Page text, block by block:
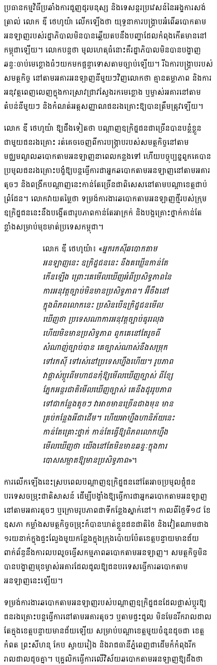
ប្រធាន​កម្មវិធី​ប្រឆាំង​ការ​ជួញដូរ​មនុស្ស និង​ទេសន្តរប្រវេសន៍​នៃ​អង្គការ​សង់
ត្រាល់ លោក ឌី ថេហូយ៉ា លើកឡើង​ថា យុទ្ធនាការ​បង្ក្រាប​អំពើ​ឆបោក​តាម​
អនឡាញ​របស់​រដ្ឋាភិបាល​មិនបាន​ឆ្លើយតប​នឹង​បញ្ហា​ដែល​កំពុង​កើត​មាននៅ​
កម្ពុជា​ឡើយ​។ លោក​បន្ត​ថា មូលហេតុ​ធំ​នោះ​គឺ​រដ្ឋាភិបាល​មិនបាន​បង្ហាញ​
ឆន្ទៈ​ចាប់​មេខ្លោង​ធំៗ​យក​មក​ផ្ដន្ទាទោស​តាមច្បាប់​ឡើយ​។ រីឯ​ការ​បង្ក្រាប​របស់​
សមត្ថកិច្ច នៅ​តាម​អគារ​អនឡាញ​នីមួយៗ​វិញ​លោក​ថា គ្មាន​តម្លាភាព និង​ការ
អនុវត្ត​ពេញលេញ​ក្នុង​ការ​ស្រាវជ្រាវ​ស្វែងរក​មេខ្លោង ឬ​ម្ចាស់​អគារ​នៅ​តាម​
តំបន់​នីមួយៗ និង​កំណត់​អត្តសញ្ញាណ​ជនរងគ្រោះ​ឱ្យ​បាន​ត្រឹមត្រូវ​ឡើយ​។
លោក ឌី ថេហូយ៉ា ឱ្យ​ដឹង​ទៀត​ថា បណ្ដាញ​ឧក្រិដ្ឋជន​ជាច្រើន​បាន​បន្លំ​ខ្លួន​
ជាមួយ​ជនរងគ្រោះ រត់គេច​ចេញពី​ការ​បង្ក្រាប​របស់​សមត្ថ​កិច្ច​នៅ​តាម​
មជ្ឈមណ្ឌល​ឆបោក​តាម​អនឡាញ​នា​ពេល​កន្លងទៅ ហើយ​បច្ចុប្បន្ន​ពួកគេ​បាន​
ប្រមូល​ជនរងគ្រោះ​បង្ខំ​ឱ្យ​បន្ត​ធ្វើ​ការ​ជា​អ្នក​ឆបោក​តាម​អន​ឡាញ​នៅ​តាម​អគារ​
តូចៗ និង​ពង្រីក​បណ្ដាញ​នេះ​កាន់តែ​ច្រើន​ជាពិសេស​នៅ​តាម​បណ្ដា​ខេត្ត​ជាប់​
ព្រំដែន​។ លោក​វាយតម្លៃ​ថា ទម្រង់​ការងារ​ឆបោក​តាម​អន​ឡាញ​ថ្មី​របស់​ក្រុម​
ឧក្រិដ្ឋជន​នេះ​នឹង​បង្កើត​ជា​រូបភាព​កាន់តែ​អាក្រក់ និង​បង្ក​គ្រោះថ្នាក់​កាន់តែ​
ខ្លាំង​សម្រាប់​មុខមាត់​ប្រទេស​កម្ពុជា។
លោក ឌី ថេហូយ៉ា៖ «អ្នក​រកស៊ី​ឆបោក​តាម​
អនឡាញ​នេះ ឧក្រិដ្ឋ​ជន​នេះ នឹង​គឃ្លើន​កាន់តែ​
កើនឡើង ព្រោះ​គេ​មើលឃើញ​អំពី​ប្រសិទ្ធភាព​នៃ​
ការអនុវត្ត​ច្បាប់​មិន​មាន​ប្រសិទ្ធភាព។ អ៊ីចឹង​នៅ
ក្នុង​ពិភពលោក​នេះ ប្រសិនបើ​ឧក្រិដ្ឋជន​មើល​
ឃើញ​ថា ប្រទេស​ណា​ការអនុវត្ត​ច្បាប់​ធូររលុង
ហើយ​មិន​មាន​ប្រសិទ្ធភាព ពួកគេ​នៅតែ​រួច​ពី​
សំណាញ់​ច្បាប់​បាន គេ​ច្បាស់​ណាស់​នឹង​សម្រុក​
ទៅ​រក​ស៊ី ទៅ​រស់នៅ​ប្រទេស​ហ្នឹងហើយ​។ រូបភាព​
វា​ផ្លាស់ប្ដូរ​ពី​មហាជន​កុំឱ្យ​មើលឃើញ​ច្បាស់ ពី​ខ្សែ​
ភ្នែក​អន្តរជាតិ​មើលឃើញ​ច្បាស់ គេ​នឹង​ដូរ​រូបភាព​
ទៅជា​កន្លែង​តូចៗ វា​អាច​មាន​ច្រើនជាង​មុន មាន​
គ្រប់កន្លែង​អី​ជាដើម​។ ហើយ​អាហ្នឹង​ហានិភ័យ​នេះ​
កាន់តែ​គ្រោះថ្នាក់ កាន់តែ​ធ្វើ​ឱ្យ​ពិភពលោក​ហ្នឹង​
មើលឃើញ​ថា យើង​នៅតែ​មិន​មាន​ឆន្ទៈ​ក្នុង​ការ​
បោសសម្អាត​ឱ្យ​មាន​ប្រសិទ្ធភាព»។
ការ​លើកឡើង​នេះ​ស្របពេល​បណ្ដាញ​ឧក្រិដ្ឋជន​នៅតែ​អាច​ប្រមូលផ្ដុំ​ជន
បរទេស​ចម្រុះ​ជាតិ​សាសន៍ ដើម្បី​បង្ខាំង​ឱ្យធ្វើ​ការ​ជា​អ្នក​ឆបោក​តាម​អន​ឡាញ​
នៅ​តាម​អគារ​តូចៗ ឬ​ក្រោម​រូបភាព​ជាទី​កន្លែង​ស្នាក់នៅ​។ កាលពី​ថ្ងៃទី​១៨ ខែ
ឧសភា កម្លាំង​សមត្ថកិច្ច​ចម្រុះ​ក៏បាន​ឃាត់ខ្លួន​ជនជាតិ​ថៃ និង​វៀតណាម​ជាង
១​រយ​នាក់​ក្នុង​ផ្ទះល្វែង​មួយ​កន្លែង​ក្នុង​ក្រុង​ប៉ោយប៉ែត​ខេត្តបន្ទាយមានជ័យ
ពាក់ព័ន្ធ​នឹង​ការ​លប​លួច​ធ្វើ​សកម្មភាព​ឆបោក​តាម​អនឡាញ។ សមត្ថកិច្ច​មិន
បាន​បង្ហាញមុខ​ម្ចាស់​អគារ​ដែល​ជួល​ឱ្យ​ជនបរទេស​ធ្វើការ​ឆបោក​តាម​
អនឡាញ​នេះ​ឡើយ។
ទម្រង់​ការងារ​ឆបោក​តាម​អន​ឡាញ​របស់​បណ្ដាញ​ឧក្រិដ្ឋជន​ដែល​ផ្លាស់ប្ដូរ​ឱ្យ​
ជនរងគ្រោះ​បន្ត​ធ្វើ​ការ​នៅ​តាម​អគារ​តូចៗ ឬ​តាម​ផ្ទះ​ជួល មិនមែន​រីក​រាលដាល​
តែ​ក្នុង​ខេត្តបន្ទាយមានជ័យ​ឡើយ សម្រាប់​បណ្ដា​ខេត្ត​មួយចំនួន​ដូចជា ខេត្ត
កំពត ព្រះសីហនុ កែប ស្វាយរៀង និង​រាជធានី​ភ្នំពេញ​ជាដើម​ក៏​កំពុង​រីក​
រាលដាល​ដូចគ្នា​។ បុគ្គលិក​ធ្វើការ​លើ​វិស័យ​ឆបោក​តាម​អន​ឡាញ​ឱ្យ​ដឹង​ថា